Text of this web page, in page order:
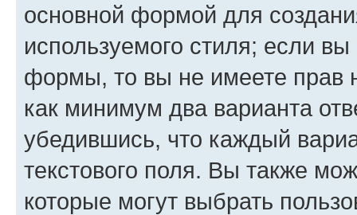
основной формой для
используемого стиля; если
формы, то вы не имеете прав
как минимум два варианта
убедившись, что каждый
текстового поля. Вы также
которые могут выбрать